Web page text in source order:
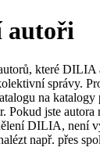
autoři
které DILIA
správy.
na
Pokud jste autora
DILIA, není
např. přes